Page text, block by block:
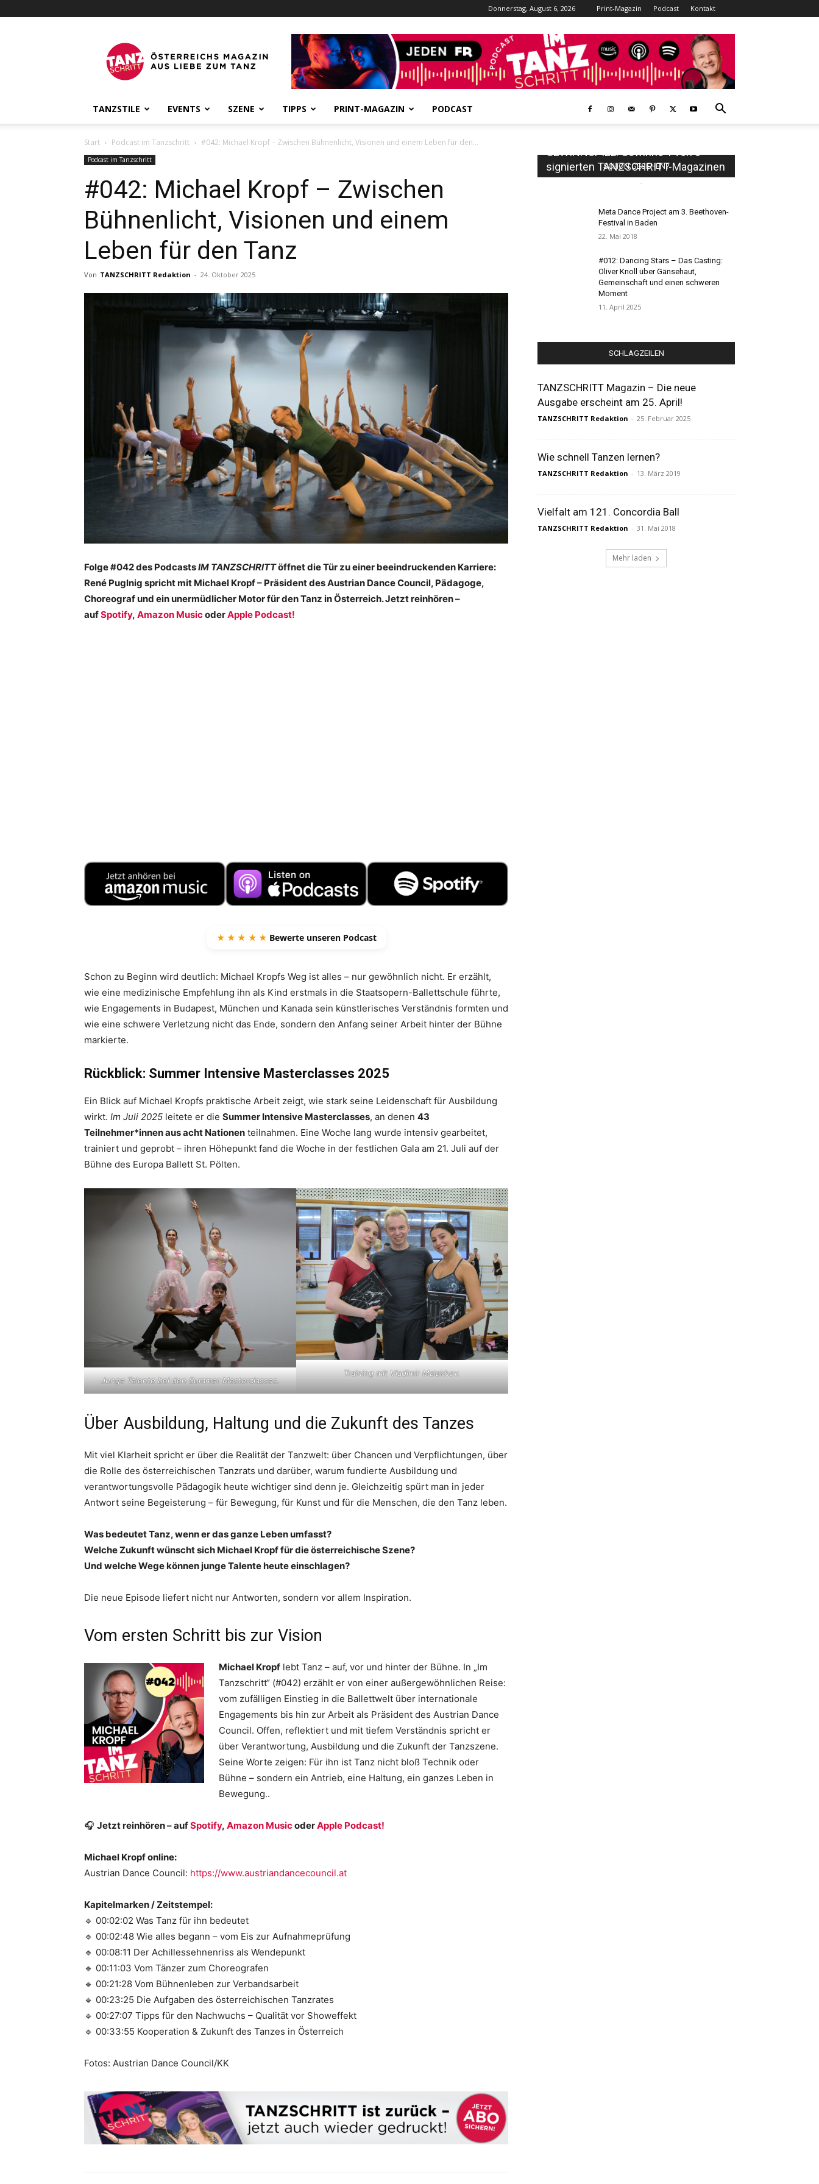
Donnerstag, August 6, 2026 Print-Magazin Podcast Kontakt
Tanzmagazin
Tanzschritt
Werbung
TANZSTILE EVENTS SZENE TIPPS PRINT-MAGAZIN PODCAST
Start Podcast im Tanzschritt #042: Michael Kropf – Zwischen Bühnenlicht, Visionen und einem Leben für den...
Podcast im Tanzschritt
#042: Michael Kropf – Zwischen
Bühnenlicht, Visionen und einem
Leben für den Tanz
Von TANZSCHRITT Redaktion - 24. Oktober 2025
Folge #042 des PodcastsIM TANZSCHRITTöffnet die Tür zu einer beeindruckenden Karriere:
René Puglnig spricht mit Michael Kropf – Präsident des Austrian Dance Council, Pädagoge,
Choreograf und ein unermüdlicher Motor für den Tanz in Österreich.Jetzt reinhören –
aufSpotify, Amazon MusicoderApple Podcast!
★★★★★ Bewerte unseren Podcast
Schon zu Beginn wird deutlich: Michael Kropfs Weg ist alles – nur gewöhnlich nicht. Er erzählt,
wie eine medizinische Empfehlung ihn als Kind erstmals in die Staatsopern-Ballettschule führte,
wie Engagements in Budapest, München und Kanada sein künstlerisches Verständnis formten und
wie eine schwere Verletzung nicht das Ende, sondern den Anfang seiner Arbeit hinter der Bühne
markierte.
Rückblick: Summer Intensive Masterclasses 2025
Ein Blick auf Michael Kropfs praktische Arbeit zeigt, wie stark seine Leidenschaft für Ausbildung
wirkt. Im Juli 2025 leitete er die Summer Intensive Masterclasses, an denen 43
Teilnehmer*innen aus acht Nationen teilnahmen. Eine Woche lang wurde intensiv gearbeitet,
trainiert und geprobt – ihren Höhepunkt fand die Woche in der festlichen Gala am 21. Juli auf der
Bühne des Europa Ballett St. Pölten.
Junge Talente bei den Summer Masterclasses.
Training mit Vladimir Malakhov.
Über Ausbildung, Haltung und die Zukunft des Tanzes
Mit viel Klarheit spricht er über die Realität der Tanzwelt: über Chancen und Verpflichtungen, über
die Rolle des österreichischen Tanzrats und darüber, warum fundierte Ausbildung und
verantwortungsvolle Pädagogik heute wichtiger sind denn je. Gleichzeitig spürt man in jeder
Antwort seine Begeisterung – für Bewegung, für Kunst und für die Menschen, die den Tanz leben.
Was bedeutet Tanz, wenn er das ganze Leben umfasst?
Welche Zukunft wünscht sich Michael Kropf für die österreichische Szene?
Und welche Wege können junge Talente heute einschlagen?
Die neue Episode liefert nicht nur Antworten, sondern vor allem Inspiration.
Vom ersten Schritt bis zur Vision
Michael Kropf lebt Tanz – auf, vor und hinter der Bühne. In „Im
Tanzschritt“ (#042) erzählt er von einer außergewöhnlichen Reise:
vom zufälligen Einstieg in die Ballettwelt über internationale
Engagements bis hin zur Arbeit als Präsident des Austrian Dance
Council. Offen, reflektiert und mit tiefem Verständnis spricht er
über Verantwortung, Ausbildung und die Zukunft der Tanzszene.
Seine Worte zeigen: Für ihn ist Tanz nicht bloß Technik oder
Bühne – sondern ein Antrieb, eine Haltung, ein ganzes Leben in
Bewegung..
🎧 Jetzt reinhören – aufSpotify, Amazon MusicoderApple Podcast!
Michael Kropf online:
Austrian Dance Council: ⁠https://www.austriandancecouncil.at
Kapitelmarken / Zeitstempel:
🔹 00:02:02 Was Tanz für ihn bedeutet
🔹 00:02:48 Wie alles begann – vom Eis zur Aufnahmeprüfung
🔹 00:08:11 Der Achillessehnenriss als Wendepunkt
🔹 00:11:03 Vom Tänzer zum Choreografen
🔹 00:21:28 Vom Bühnenleben zur Verbandsarbeit
🔹 00:23:25 Die Aufgaben des österreichischen Tanzrates
🔹 00:27:07 Tipps für den Nachwuchs – Qualität vor Showeffekt
🔹 00:33:55 Kooperation & Zukunft des Tanzes in Österreich
Fotos: Austrian Dance Council/KK
SCHON GESEHEN?
GEWINNSPIEL: Gewinne 1 von 3
signierten TANZSCHRITT-Magazinen
-
Meta Dance Project am 3. Beethoven-
Festival in Baden
22. Mai 2018
#012: Dancing Stars – Das Casting:
Oliver Knoll über Gänsehaut,
Gemeinschaft und einen schweren
Moment
11. April 2025
SCHLAGZEILEN
TANZSCHRITT Magazin – Die neue
Ausgabe erscheint am 25. April!
TANZSCHRITT Redaktion - 25. Februar 2025
Wie schnell Tanzen lernen?
TANZSCHRITT Redaktion - 13. März 2019
Vielfalt am 121. Concordia Ball
TANZSCHRITT Redaktion - 31. Mai 2018
Mehr laden